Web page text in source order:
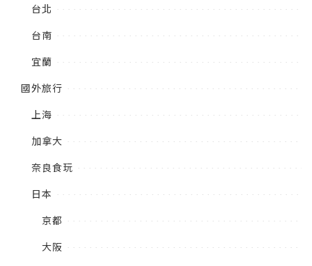
台北
台南
宜蘭
國外旅行
上海
加拿大
奈良食玩
日本
京都
大阪